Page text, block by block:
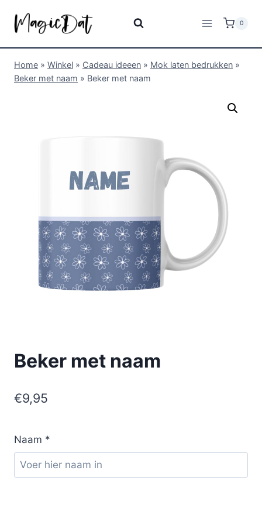
0
Home » Winkel » Cadeau ideeen » Mok laten bedrukken »
Beker met naam » Beker met naam
Beker met naam
€9,95
Naam *